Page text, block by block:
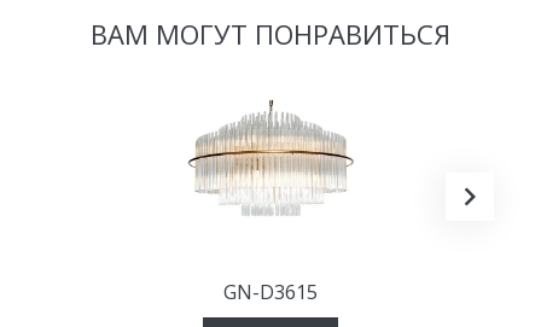
ВАМ МОГУТ ПОНРАВИТЬСЯ
GN-D3615